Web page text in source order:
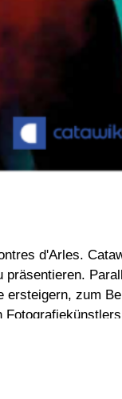
d'Arles.
tatsächlichen
ersteigern, zum